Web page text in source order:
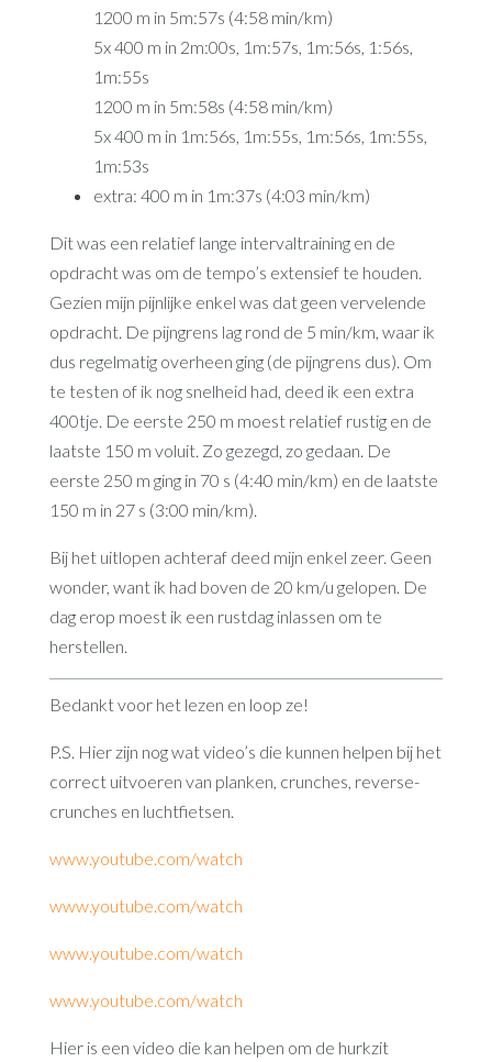
1200 m in 5m:57s (4:58 min/km)
5x 400 m in 2m:00s, 1m:57s, 1m:56s, 1:56s,
1m:55s
1200 m in 5m:58s (4:58 min/km)
5x 400 m in 1m:56s, 1m:55s, 1m:56s, 1m:55s,
1m:53s
extra: 400 m in 1m:37s (4:03 min/km)
Dit was een relatief lange intervaltraining en de
opdracht was om de tempo’s extensief te houden.
Gezien mijn pijnlijke enkel was dat geen vervelende
opdracht. De pijngrens lag rond de 5 min/km, waar ik
dus regelmatig overheen ging (de pijngrens dus). Om
te testen of ik nog snelheid had, deed ik een extra
400tje. De eerste 250 m moest relatief rustig en de
laatste 150 m voluit. Zo gezegd, zo gedaan. De
eerste 250 m ging in 70 s (4:40 min/km) en de laatste
150 m in 27 s (3:00 min/km).
Bij het uitlopen achteraf deed mijn enkel zeer. Geen
wonder, want ik had boven de 20 km/u gelopen. De
dag erop moest ik een rustdag inlassen om te
herstellen.
Bedankt voor het lezen en loop ze!
P.S. Hier zijn nog wat video’s die kunnen helpen bij het
correct uitvoeren van planken, crunches, reverse-
crunches en luchtfietsen.
www.youtube.com/watch
www.youtube.com/watch
www.youtube.com/watch
www.youtube.com/watch
Hier is een video die kan helpen om de hurkzit